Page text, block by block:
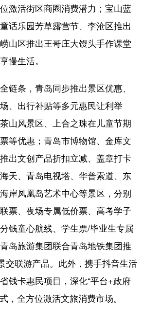
激活街区商圈消费潜力；宝山蓝
话乐园芳草露营节、李沧区推出
山区推出王哥庄大馒头手作课堂
慢生活。
条，青岛同步推出景区优惠、
、出行补贴等多元惠民让利举
山风景区、上合之珠在儿童节期
等优惠；青岛市博物馆、金库文
出文创产品折扣立减、盖章打卡
天、青岛电视塔、华普索道、东
岸凤凰岛艺术中心等景区，分别
票、夜场专属低价票、高考学子
钱童心航线、学生票/毕业生专属
岛旅游集团联合青岛地铁集团推
交联游产品。此外，携手抖音生活
钱卡惠民项目，深化“平台+政府
，全方位激活文旅消费市场。